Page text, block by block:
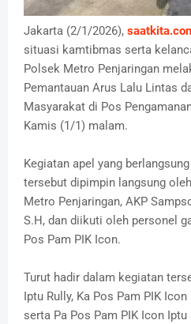
Jakarta (2/1/2026),
situasi kamtibmas serta
Polsek Metro Penjaringan
Pemantauan Arus Lalu Lintas
Masyarakat di Pos
Kamis (1/1) malam.
Kegiatan apel yang
tersebut dipimpin langsung
Metro Penjaringan, AKP
S.H, dan diikuti oleh personel
Pos Pam PIK Icon.
Turut hadir dalam kegiatan
Iptu Rully, Ka Pos Pam PIK
serta Pa Pos Pam PIK Icon Iptu